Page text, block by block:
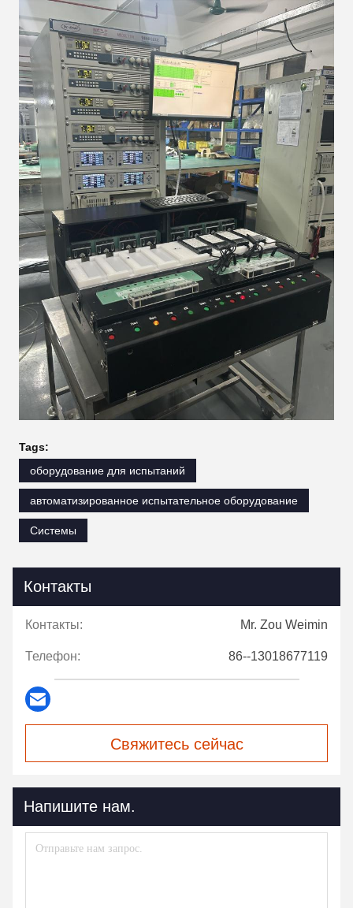
Tags:
оборудование для испытаний
автоматизированное испытательное оборудование
Системы
Контакты
Контакты: Mr. Zou Weimin
Телефон: 86--13018677119
Свяжитесь сейчас
Напишите нам.